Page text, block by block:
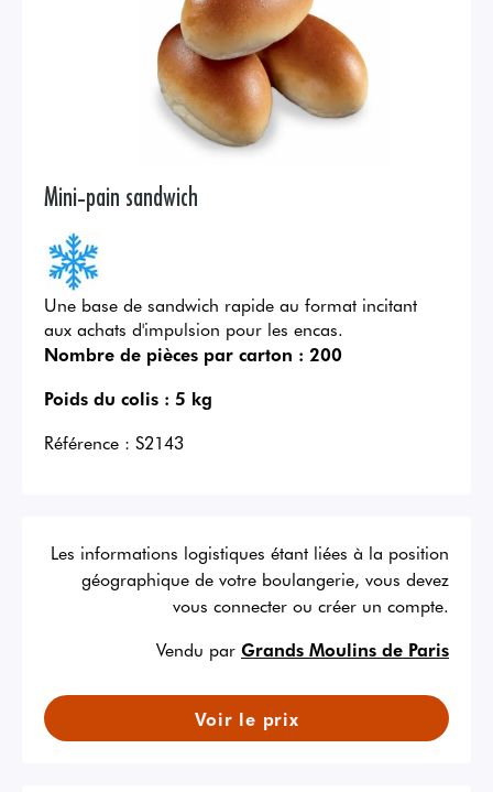
Mini-pain sandwich
Une base de sandwich rapide au format incitant
aux achats d'impulsion pour les encas.
Nombre de pièces par carton : 200
Poids du colis : 5 kg
Référence : S2143
Les informations logistiques étant liées à la position
géographique de votre boulangerie, vous devez
vous connecter ou créer un compte.
Vendu par Grands Moulins de Paris
Voir le prix